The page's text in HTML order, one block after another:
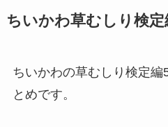
ちいかわ草むしり検
ちいかわの草むしり検定編
とめです。